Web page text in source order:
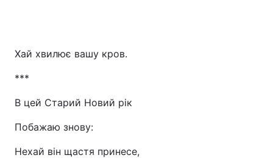
Хай хвилює вашу кров.
***
В цей Старий Новий рік
Побажаю знову:
Нехай він щастя принесе,